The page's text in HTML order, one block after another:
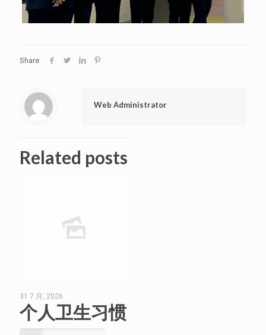
Share
Web Administrator
Related posts
31 7 月, 2026
个人卫生习惯